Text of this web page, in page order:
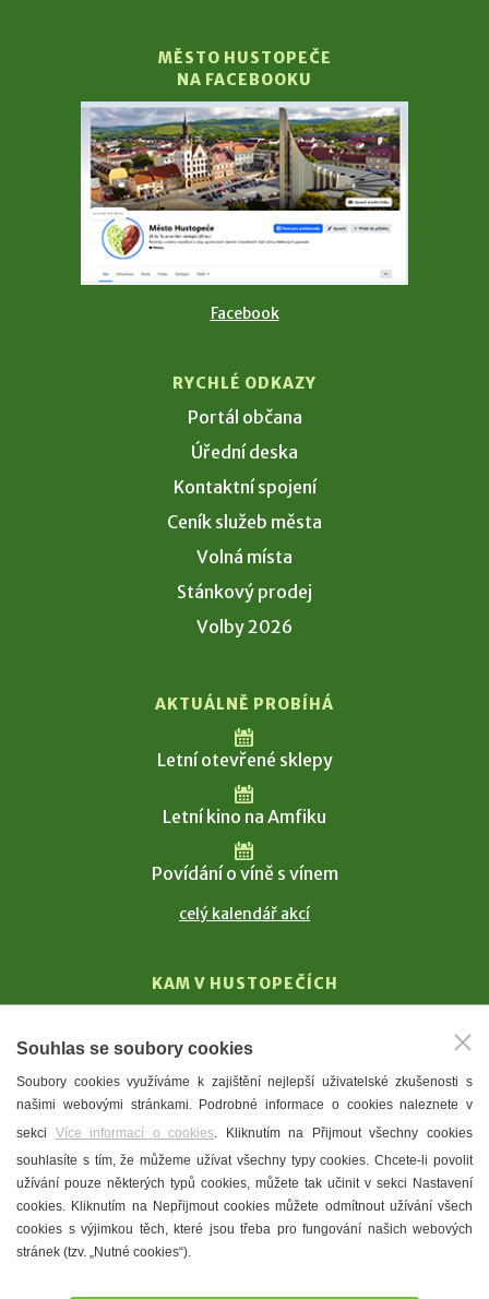
MĚSTO HUSTOPEČE
NA FACEBOOKU
Facebook
RYCHLÉ ODKAZY
Portál občana
Úřední deska
Kontaktní spojení
Ceník služeb města
Volná místa
Stánkový prodej
Volby 2026
AKTUÁLNĚ PROBÍHÁ
Letní otevřené sklepy
Letní kino na Amfiku
Povídání o víně s vínem
celý kalendář akcí
KAM V HUSTOPEČÍCH
T. G. Masaryk
Mandloně
Ubytování
Restaurace
Městské muzeum a galerie
Denní meníčka
Souhlas se soubory cookies
Soubory cookies využíváme k zajištění nejlepší uživatelské zkušenosti s
našimi webovými stránkami. Podrobné informace o cookies naleznete v
sekci Více informací o cookies. Kliknutím na Přijmout všechny cookies
souhlasíte s tím, že můžeme užívat všechny typy cookies. Chcete-li povolit
užívání pouze některých typů cookies, můžete tak učinit v sekci Nastavení
cookies. Kliknutím na Nepřijmout cookies můžete odmítnout užívání všech
cookies s výjimkou těch, které jsou třeba pro fungování našich webových
stránek (tzv. „Nutné cookies“).